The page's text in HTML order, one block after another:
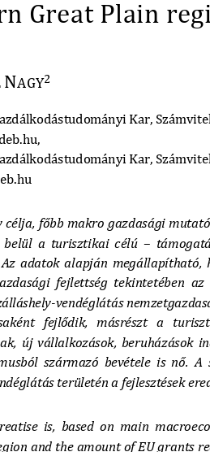
Great Plain
NAGY2
Kar,
Kar,
célja, főbb makro gazdasági
belül a turisztikai célú –
.  Az  adatok  alapján megállapítható,
fejlettség tekintetében
-vendéglátás
fejlődik,  másrészt a
új vállalkozások, beruházások
származó bevétele is nő. A
s területén a fejlesztések
is,  based  on  main
and the amount of EU grants